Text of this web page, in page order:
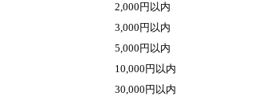
2,000円以内
3,000円以内
5,000円以内
10,000円以内
30,000円以内